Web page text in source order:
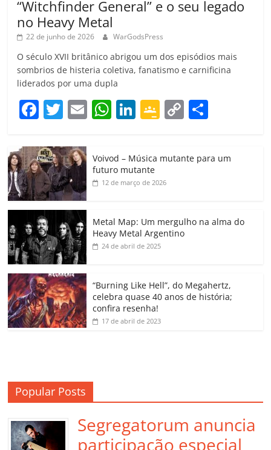
“Witchfinder General” e o seu legado
no Heavy Metal
22 de junho de 2026 WarGodsPress
O século XVII britânico abrigou um dos episódios mais
sombrios de histeria coletiva, fanatismo e carnificina
liderados por uma dupla
F
c
e
b
o
o
k
T
itt
er
E
ai
W
at
s
A
p
Li
k
e
dI
G
gl
e
a
ss
o
m
C
y
k
p
h
Voivod – Música mutante para um
futuro mutante
12 de março de 2026
Metal Map: Um mergulho na alma do
Heavy Metal Argentino
24 de abril de 2025
“Burning Like Hell”, do Megahertz,
celebra quase 40 anos de história;
confira resenha!
17 de abril de 2023
Popular Posts
Segregatorum anuncia
participação especial